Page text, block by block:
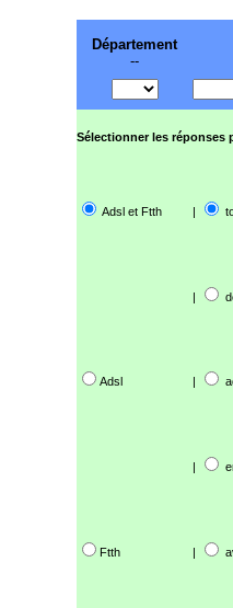
Département
--
Sélectionner les réponses
Adsl et Ftth |
|
Adsl |
|
Ftth |